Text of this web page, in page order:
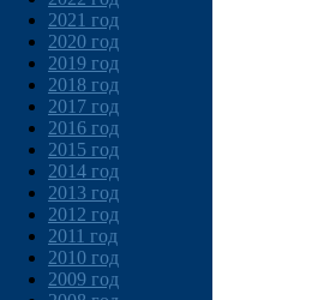
2021 год
2020 год
2019 год
2018 год
2017 год
2016 год
2015 год
2014 год
2013 год
2012 год
2011 год
2010 год
2009 год